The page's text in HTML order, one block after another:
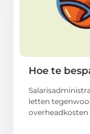
Hoe te
letten
overheadkosten